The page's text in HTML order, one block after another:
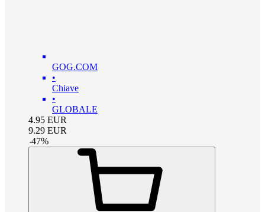
GOG.COM
•
Chiave
•
GLOBALE
4.95 EUR
9.29 EUR
-47%